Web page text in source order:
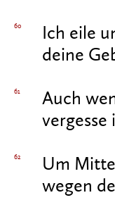
60
Ich eile
deine
61
Auch
vergesse
62
Um
wegen